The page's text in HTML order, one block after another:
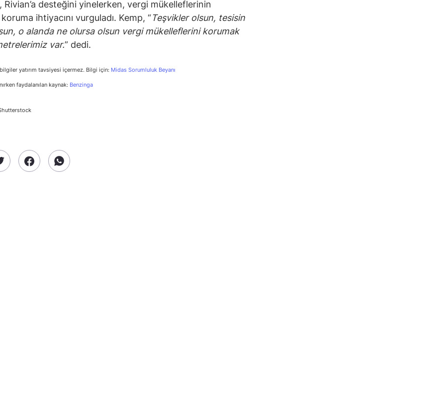
Rivian’a desteğini yinelerken, vergi mükelleflerinin
koruma ihtiyacını vurguladı. Kemp, “Teşvikler olsun, tesisin
o alanda ne olursa olsun vergi mükelleflerini korumak
var.” dedi.
yatırım tavsiyesi içermez. Bilgi için: Midas Sorumluluk Beyanı
faydalanılan kaynak: Benzinga